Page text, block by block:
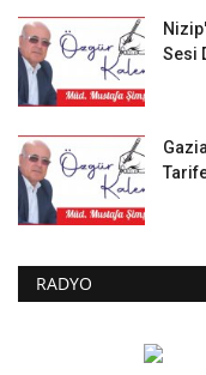
Sesi
RADYO